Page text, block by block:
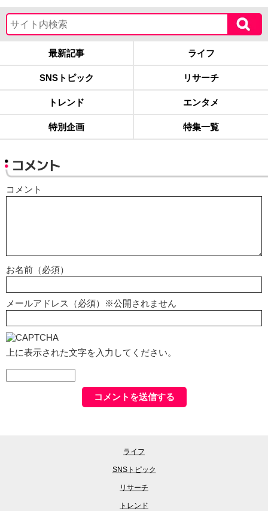
最新記事 ライフ
SNSトピック リサーチ
トレンド エンタメ
特別企画 特集一覧
コメント
コメント
お名前（必須）
メールアドレス（必須）※公開されません
上に表示された文字を入力してください。
ライフ
SNSトピック
リサーチ
トレンド